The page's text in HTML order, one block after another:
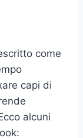
come
capi di
alcuni